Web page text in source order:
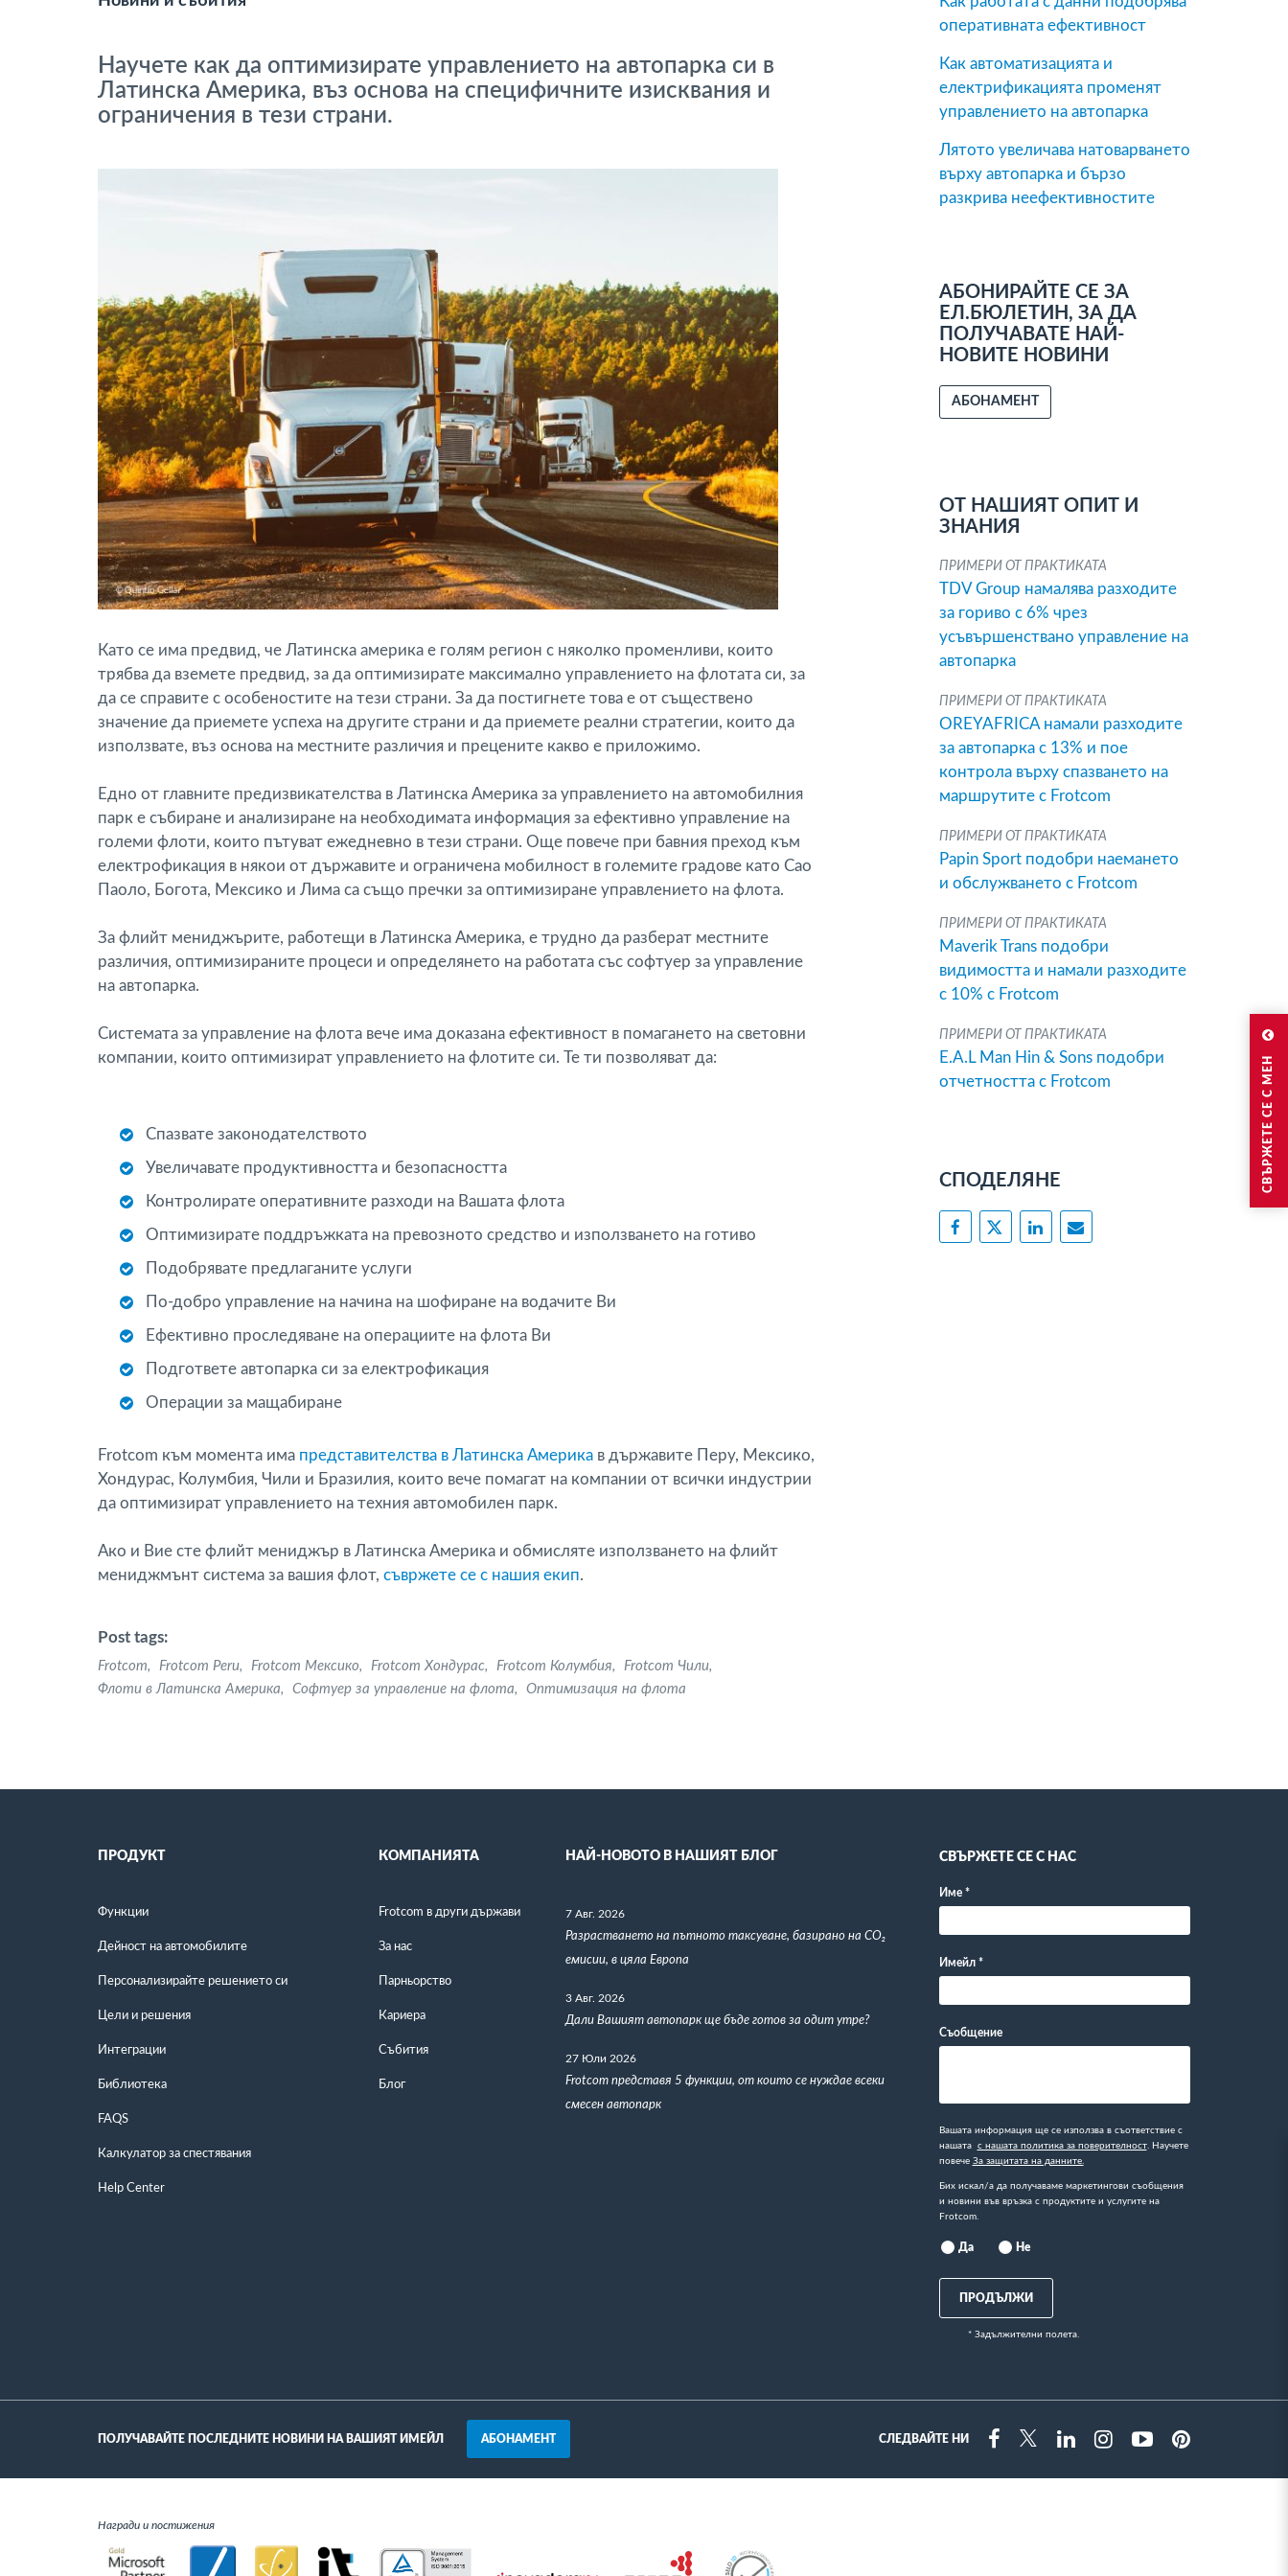
СВЪРЖЕТЕ СЕ С МЕН
Контрол на достъпа
Управление на горивото
Автоматична идентификация на
шофьора
Разберете за всички
функционалности
Научете как да оптимизирате управлението на автопарка си в
Латинска Америка, въз основа на специфичните изисквания и
ограничения в тези страни.
Като се има предвид, че Латинска америка е голям регион с няколко променливи, които
трябва да вземете предвид, за да оптимизирате максимално управлението на флотата си, за
да се справите с особеностите на тези страни. За да постигнете това е от съществено
значение да приемете успеха на другите страни и да приемете реални стратегии, които да
използвате, въз основа на местните различия и прецените какво е приложимо.
Едно от главните предизвикателства в Латинска Америка за управлението на автомобилния
парк е събиране и анализиране на необходимата информация за ефективно управление на
големи флоти, които пътуват ежедневно в тези страни. Още повече при бавния преход към
електрофикация в някои от държавите и ограничена мобилност в големите градове като Сао
Паоло, Богота, Мексико и Лима са също пречки за оптимизиране управлението на флота.
За флийт мениджърите, работещи в Латинска Америка, е трудно да разберат местните
различия, оптимизираните процеси и определянето на работата със софтуер за управление
на автопарка.
Системата за управление на флота вече има доказана ефективност в помагането на световни
компании, които оптимизират управлението на флотите си. Те ти позволяват да:
Спазвате законодателството
Увеличавате продуктивността и безопасността
Контролирате оперативните разходи на Вашата флота
Оптимизирате поддръжката на превозното средство и използването на готиво
Подобрявате предлаганите услуги
По-добро управление на начина на шофиране на водачите Ви
Ефективно проследяване на операциите на флота Ви
Подгответе автопарка си за електрофикация
Операции за мащабиране
Frotcom към момента има представителства в Латинска Америка в държавите Перу, Мексико,
Хондурас, Колумбия, Чили и Бразилия, които вече помагат на компании от всички индустрии
да оптимизират управлението на техния автомобилен парк.
Ако и Вие сте флийт мениджър в Латинска Америка и обмисляте използването на флийт
мениджмънт система за вашия флот, съвржете се с нашия екип.
Post tags:
Frotcom Frotcom Peru Frotcom Мексико Frotcom Хондурас Frotcom Колумбия
Frotcom Чили
Флоти в Латинска Америка
Софтуер за управление на флота Оптимизация на флота
оперативната ефективност
Как автоматизацията и
електрификацията променят
управлението на автопарка
Лятото увеличава натоварването
върху автопарка и бързо
разкрива неефективностите
АБОНИРАЙТЕ СЕ ЗА
ЕЛ.БЮЛЕТИН, ЗА ДА
ПОЛУЧАВАТЕ НАЙ-
НОВИТЕ НОВИНИ
АБОНАМЕНТ
ОТ НАШИЯТ ОПИТ И
ЗНАНИЯ
ПРИМЕРИ ОТ ПРАКТИКАТА
TDV Group намалява разходите
за гориво с 6% чрез
усъвършенствано управление на
автопарка
ПРИМЕРИ ОТ ПРАКТИКАТА
OREYAFRICA намали разходите
за автопарка с 13% и пое
контрола върху спазването на
маршрутите с Frotcom
ПРИМЕРИ ОТ ПРАКТИКАТА
Papin Sport подобри наемането
и обслужването с Frotcom
ПРИМЕРИ ОТ ПРАКТИКАТА
Maverik Trans подобри
видимостта и намали разходите
с 10% с Frotcom
ПРИМЕРИ ОТ ПРАКТИКАТА
E.A.L Man Hin & Sons подобри
отчетността с Frotcom
СПОДЕЛЯНЕ
ПРОДУКТ
Функции
Дейност на автомобилите
Персонализирайте решението си
Цели и решения
Интеграции
Библиотека
FAQS
Калкулатор за спестявания
Help Center
КОМПАНИЯТА
Frotcom в други държави
За нас
Парньорство
Кариера
Събития
Блог
НАЙ-НОВОТО В НАШИЯТ БЛОГ
7 Авг. 2026
Разрастването на пътното таксуване, базирано на CO₂
емисии, в цяла Европа
3 Авг. 2026
Дали Вашият автопарк ще бъде готов за одит утре?
27 Юли 2026
Frotcom представя 5 функции, от които се нуждае всеки
смесен автопарк
СВЪРЖЕТЕ СЕ С НАС
Име *
Имейл *
Съобщение
Вашата информация ще се използва в съответствие с
нашата с нашата политика за поверителност. Научете
повече За защитата на данните.
Бих искал/а да получаваме маркетингови съобщения
и новини във връзка с продуктите и услугите на
Frotcom.
Да Не
ПРОДЪЛЖИ
* Задължителни полета.
ПОЛУЧАВАЙТЕ ПОСЛЕДНИТЕ НОВИНИ НА ВАШИЯТ ИМЕЙЛ АБОНАМЕНТ СЛЕДВАЙТЕ НИ
FacebookTwitterLinkedinInstragramYoutubePinterest
Награди и постижения